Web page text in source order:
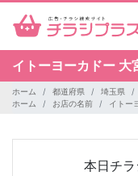
イトーヨーカドー 大
ホーム 都道府県 埼玉県
ホーム
お店の名前 イトー
本日チ